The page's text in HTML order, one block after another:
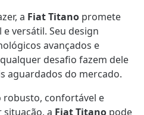
a Fiat Titano promete
versátil. Seu design
avançados e
desafio fazem dele
aguardados do mercado.
robusto, confortável e
a Fiat Titano pode